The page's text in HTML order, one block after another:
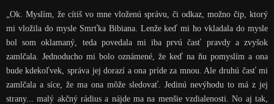
„Ok. Myslím, že cítiš vo mne vloženú správu, či odkaz, možno čip, ktorý
mi vložila do mysle Smrťka Bibiana. Lenže keď mi ho vkladala do mysle
bol som oklamaný, teda povedala mi iba prvú časť pravdy a zvyšok
zamlčala. Jednoducho mi bolo oznámené, že keď na ňu pomyslím a ona
bude kdekoľvek, správa jej dorazí a ona príde za mnou. Ale druhú časť mi
zamlčala a síce, že ma ona môže sledovať. Jedinú nevýhodu to má z jej
strany... malý akčný rádius a nájde ma na menšie vzdialenosti. No aj tak,